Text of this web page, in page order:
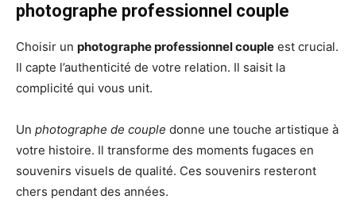
photographe professionnel couple
Choisir un photographe professionnel couple est crucial.
Il capte l’authenticité de votre relation. Il saisit la
complicité qui vous unit.
Un photographe de couple donne une touche artistique à
votre histoire. Il transforme des moments fugaces en
souvenirs visuels de qualité. Ces souvenirs resteront
chers pendant des années.